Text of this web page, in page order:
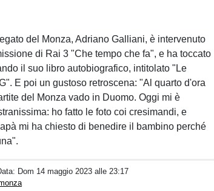
del Monza, Adriano Galliani, è intervenuto
di Rai 3 "Che tempo che fa", e ha toccato
il suo libro autobiografico, intitolato "Le
E poi un gustoso retroscena: "Al quarto d'ora
del Monza vado in Duomo. Oggi mi è
ho fatto le foto coi cresimandi, e
mi ha chiesto di benedire il bambino perché
Dom 14 maggio 2023 alle 23:17